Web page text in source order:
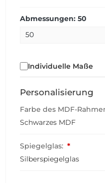
Abmessungen: 50
Individuelle Maße
Personalisierung
Farbe des MDF-
Schwarzes MDF
Spiegelglas: *
Silberspiegelglas